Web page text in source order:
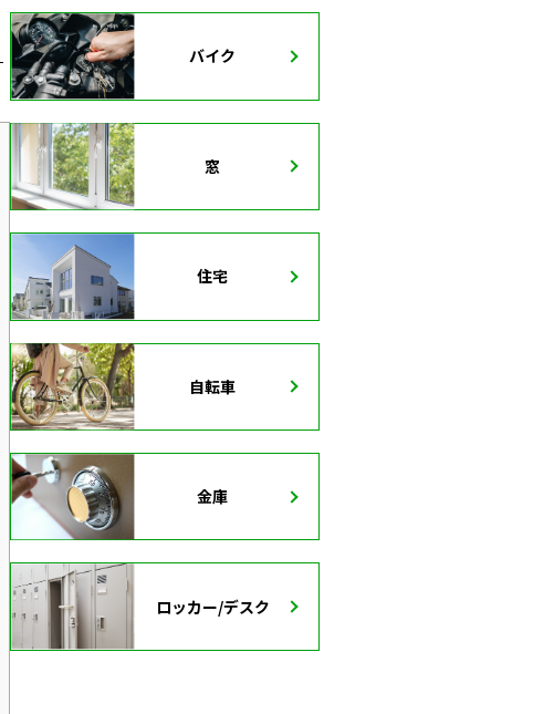
バイク
窓
住宅
自転車
金庫
ロッカー/デスク